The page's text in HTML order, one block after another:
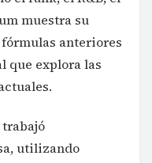
muestra su
anteriores
que explora las
utilizando